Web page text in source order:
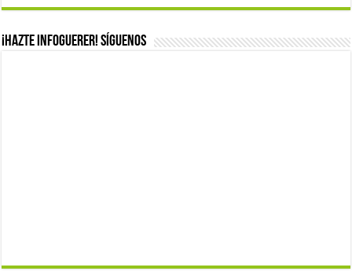
¡Hazte infoguerer! Síguenos